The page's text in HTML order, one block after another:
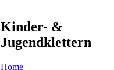
Kinder- &
Jugendklettern
Home